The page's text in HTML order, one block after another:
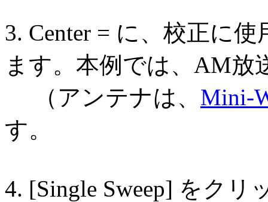
3. Center = に、校正に
ます。本例では、AM
（アンテナは、 Mini-
す。
4. [Single Sweep] をク